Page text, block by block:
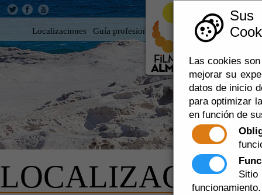
Las cookies
mejorar su
datos de inicio
para optimizar
en función de
funcionamiento.
Localizaciones Guía profesional Rodar en Almería 360